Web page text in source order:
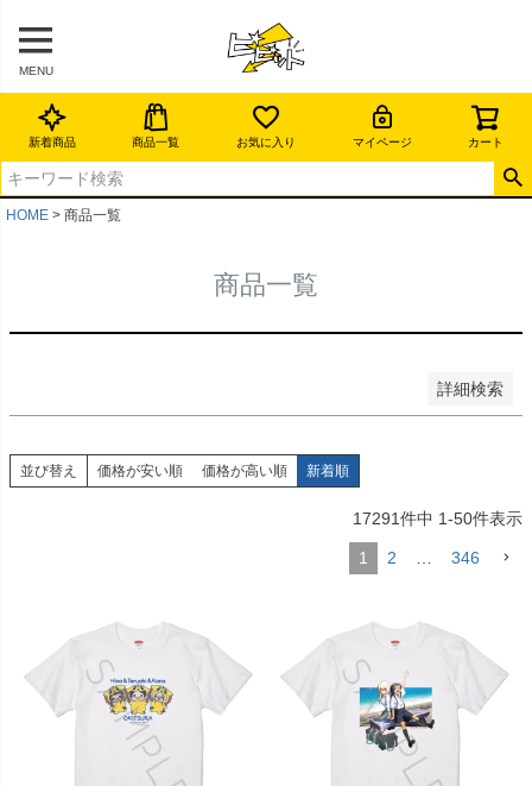
MENU
新着商品 商品一覧 お気に入り マイページ カート
HOME 商品一覧
商品一覧
詳細検索
予約商品のみを表示
並び順
新着順
登録順
価格が安い順
価格が高い順
キーワードヒット順
検索
並び替え 価格が安い順 価格が高い順 新着順
17291件中 1-50件表示
1 2 … 346